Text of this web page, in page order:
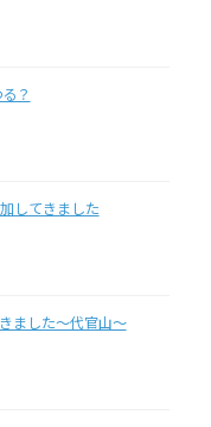
？
してきました
ました〜代官山～